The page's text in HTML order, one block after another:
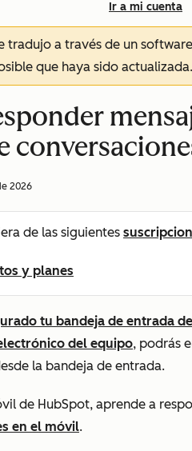
Ir a mi cuenta
tradujo a través de un
que haya sido
2026
de las siguientes
y planes
tu bandeja de entrada
del equipo, podrás
la bandeja de entrada.
de HubSpot, aprende a
en el móvil.